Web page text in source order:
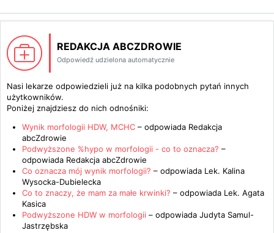
REDAKCJA ABCZDROWIE
Odpowiedź udzielona automatycznie
Nasi lekarze odpowiedzieli już na kilka podobnych pytań innych
użytkowników.
Poniżej znajdziesz do nich odnośniki:
Wynik morfologii HDW, MCHC – odpowiada Redakcja
abcZdrowie
Podwyższone %hypo w morfologii - co to oznacza? –
odpowiada Redakcja abcZdrowie
Co oznacza mój wynik morfologii? – odpowiada Lek. Kalina
Wysocka-Dubielecka
Co to znaczy, że mam za małe krwinki? – odpowiada Lek. Agata
Kasica
Podwyższone HDW w morfologii – odpowiada Judyta Samul-
Jastrzębska